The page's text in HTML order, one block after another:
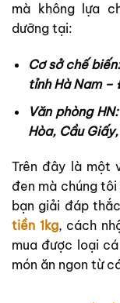
mà không lựa
dưỡng tại:
Cơ sở chế
tỉnh Hà Nam
Văn phòng
Hòa, Cầu
Trên đây là một
đen mà chúng
bạn giải đáp
tiền 1kg, cách
mua được loại
món ăn ngon từ